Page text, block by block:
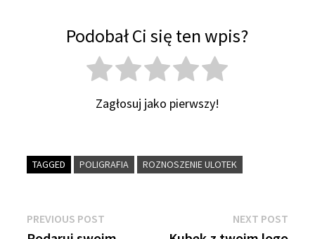
Podobał Ci się ten wpis?
Zagłosuj jako pierwszy!
TAGGED POLIGRAFIA ROZNOSZENIE ULOTEK
Nawigacja
PREVIOUS POST NEXT POSTNext